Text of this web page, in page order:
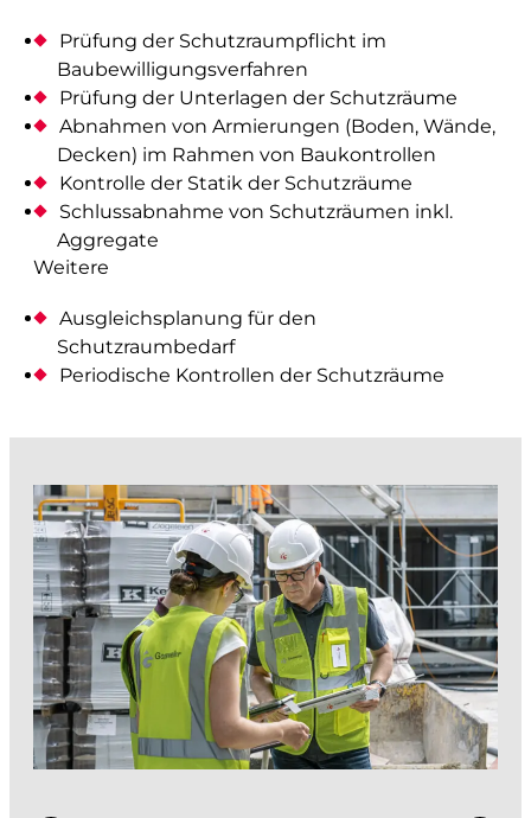
Baurecht
Baupolizei
Feuerpolizei
Zivilschutz
Liegenschaftsentwässerung
analysieren und visualisieren
GIS / WebGIS geoweb
GIS-Analysen
Projekt-Visualisierungen
Prüfung der Schutzraumpflicht im
Baubewilligungsverfahren
Prüfung der Unterlagen der Schutzräume
Abnahmen von Armierungen (Boden, Wände,
Decken) im Rahmen von Baukontrollen
Kontrolle der Statik der Schutzräume
Schlussabnahme von Schutzräumen inkl.
Aggregate
Weitere
Ausgleichsplanung für den
Schutzraumbedarf
Periodische Kontrollen der Schutzräume